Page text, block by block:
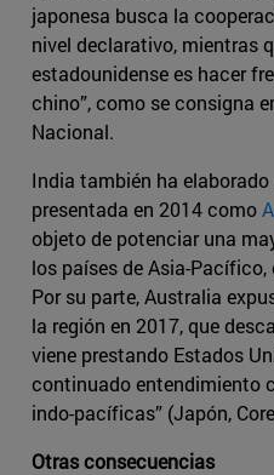
japonesa busca la
nivel declarativo, mientras
estadounidense es hacer
chino”, como se consigna
Nacional.
India también ha
presentada en 2014 como
objeto de potenciar una
los países de Asia-Pacífico,
Por su parte, Australia
la región en 2017, que
viene prestando Estados
continuado entendimiento
indo-pacíficas” (Japón,
Otras consecuencias